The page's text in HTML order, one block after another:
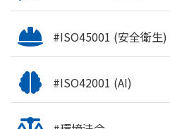
#ISO45001 (安全衛生)
#ISO42001 (AI)